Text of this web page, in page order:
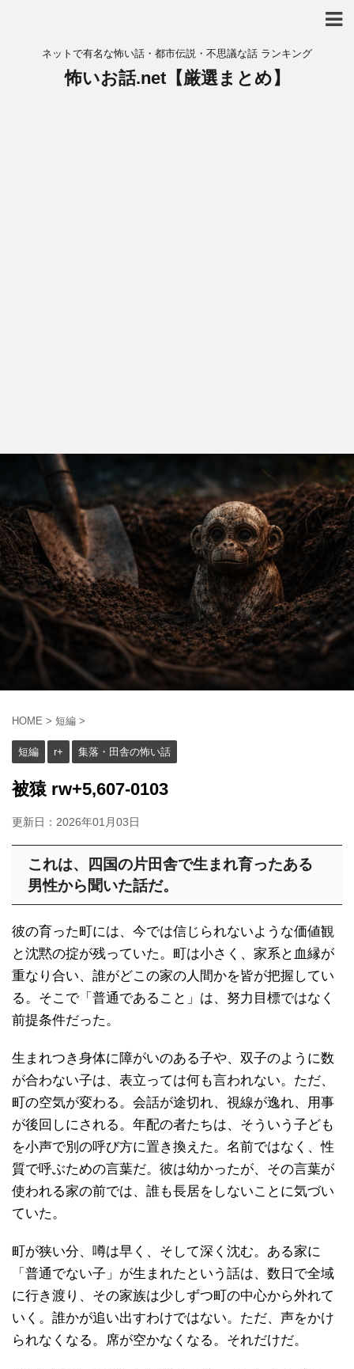
ネットで有名な怖い話・都市伝説・不思議な話 ランキング
怖いお話.net【厳選まとめ】
HOME > 短編 >
短編 r+ 集落・田舎の怖い話
被猿 rw+5,607-0103
更新日： 2026年01月03日
これは、四国の片田舎で生まれ育ったある
男性から聞いた話だ。
彼の育った町には、今では信じられないような価値観
と沈黙の掟が残っていた。町は小さく、家系と血縁が
重なり合い、誰がどこの家の人間かを皆が把握してい
る。そこで「普通であること」は、努力目標ではなく
前提条件だった。
生まれつき身体に障がいのある子や、双子のように数
が合わない子は、表立っては何も言われない。ただ、
町の空気が変わる。会話が途切れ、視線が逸れ、用事
が後回しにされる。年配の者たちは、そういう子ども
を小声で別の呼び方に置き換えた。名前ではなく、性
質で呼ぶための言葉だ。彼は幼かったが、その言葉が
使われる家の前では、誰も長居をしないことに気づい
ていた。
町が狭い分、噂は早く、そして深く沈む。ある家に
「普通でない子」が生まれたという話は、数日で全域
に行き渡り、その家族は少しずつ町の中心から外れて
いく。誰かが追い出すわけではない。ただ、声をかけ
られなくなる。席が空かなくなる。それだけだ。